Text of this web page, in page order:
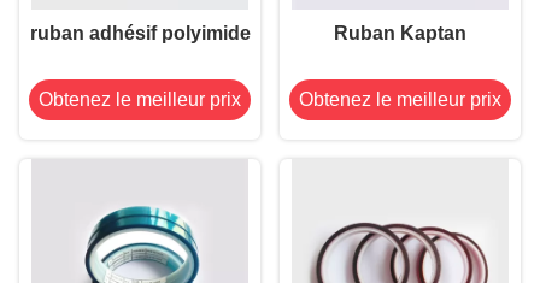
ruban adhésif polyimide
Obtenez le meilleur prix
Ruban Kaptan
Obtenez le meilleur prix